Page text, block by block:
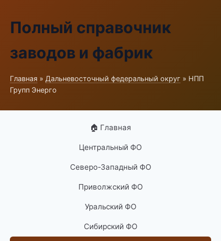
Полный справочник
заводов и фабрик
Главная » Дальневосточный федеральный округ » НПП
Групп Энерго
🏠 Главная
Центральный ФО
Северо-Западный ФО
Приволжский ФО
Уральский ФО
Сибирский ФО